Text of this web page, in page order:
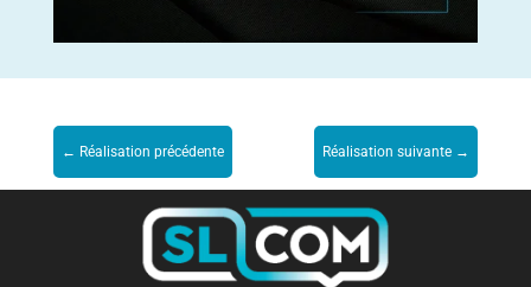
← Réalisation précédente Réalisation suivante →